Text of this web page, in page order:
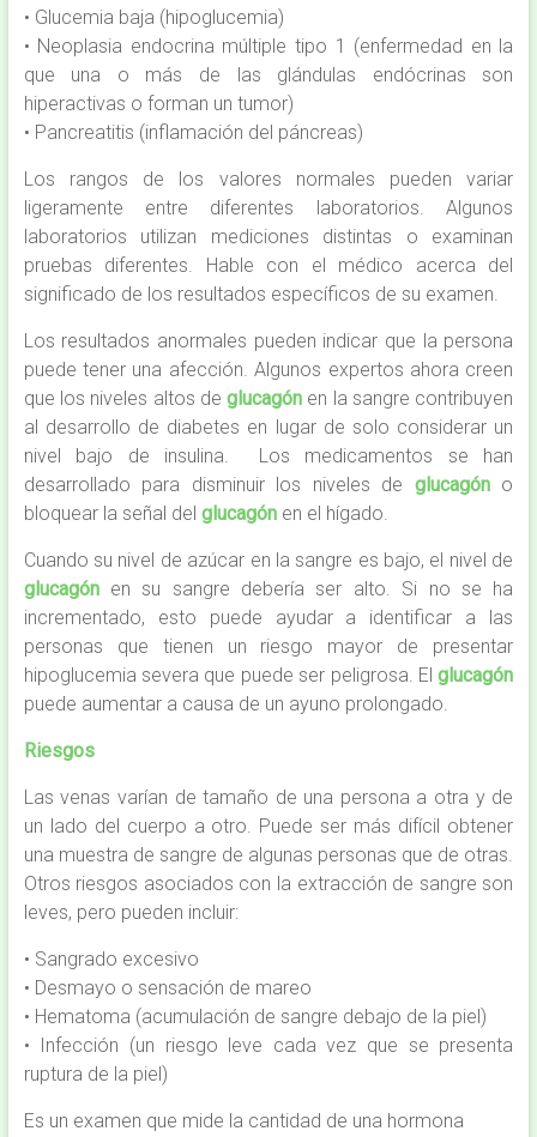
• Glucemia baja (hipoglucemia)
• Neoplasia endocrina múltiple tipo 1 (enfermedad en la
que una o más de las glándulas endócrinas son
hiperactivas o forman un tumor)
• Pancreatitis (inflamación del páncreas)
Los rangos de los valores normales pueden variar
ligeramente entre diferentes laboratorios. Algunos
laboratorios utilizan mediciones distintas o examinan
pruebas diferentes. Hable con el médico acerca del
significado de los resultados específicos de su examen.
Los resultados anormales pueden indicar que la persona
puede tener una afección. Algunos expertos ahora creen
que los niveles altos deglucagón en la sangre contribuyen
al desarrollo de diabetes en lugar de solo considerar un
nivel bajo de insulina. Los medicamentos se han
desarrollado para disminuir los niveles de glucagóno
bloquear la señal del glucagónen el hígado.
Cuando su nivel de azúcar en la sangre es bajo, el nivel de
glucagónen su sangre debería ser alto. Si no se ha
incrementado, esto puede ayudar a identificar a las
personas que tienen un riesgo mayor de presentar
hipoglucemia severa que puede ser peligrosa. Elglucagón
puede aumentar a causa de un ayuno prolongado.
Riesgos
Las venas varían de tamaño de una persona a otra y de
un lado del cuerpo a otro. Puede ser más difícil obtener
una muestra de sangre de algunas personas que de otras.
Otros riesgos asociados con la extracción de sangre son
leves, pero pueden incluir:
• Sangrado excesivo
• Desmayo o sensación de mareo
• Hematoma (acumulación de sangre debajo de la piel)
• Infección (un riesgo leve cada vez que se presenta
ruptura de la piel)
Es un examen que mide la cantidad de una hormona